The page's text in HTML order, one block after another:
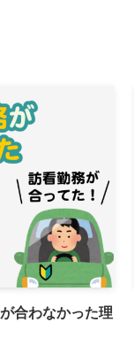
合わなかった理